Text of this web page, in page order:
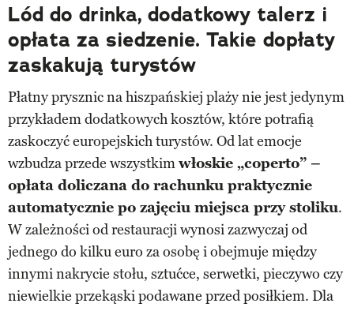
Lód do drinka, dodatkowy talerz i
opłata za siedzenie. Takie dopłaty
zaskakują turystów
Płatny prysznic na hiszpańskiej plaży nie jest jedynym
przykładem dodatkowych kosztów, które potrafią
zaskoczyć europejskich turystów. Od lat emocje
wzbudza przede wszystkimwłoskie „coperto” –
opłata doliczana do rachunku praktycznie
automatycznie po zajęciu miejsca przy stoliku.
W zależności od restauracji wynosi zazwyczaj od
jednego do kilku euro za osobę i obejmuje między
innymi nakrycie stołu, sztućce, serwetki, pieczywo czy
niewielkie przekąski podawane przed posiłkiem. Dla